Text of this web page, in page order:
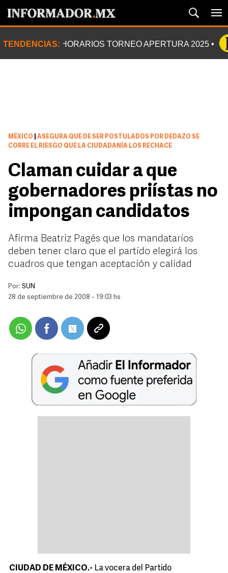
TENDENCIAS: HORARIOS TORNEO APERTURA 2025
MÉXICO
ASEGURA QUE DE SER POSTULADOS POR DEDAZO SE
CORRE EL RIESGO QUE LA CIUDADANÍA LOS RECHACE
Claman cuidar a que
gobernadores priístas no
impongan candidatos
Afirma Beatriz Pagés que los mandatarios
deben tener claro que el partido elegirá los
cuadros que tengan aceptación y calidad
Por: SUN
28 de septiembre de 2008 - 19:03 hs
CIUDAD DE MÉXICO.- La vocera del Partido